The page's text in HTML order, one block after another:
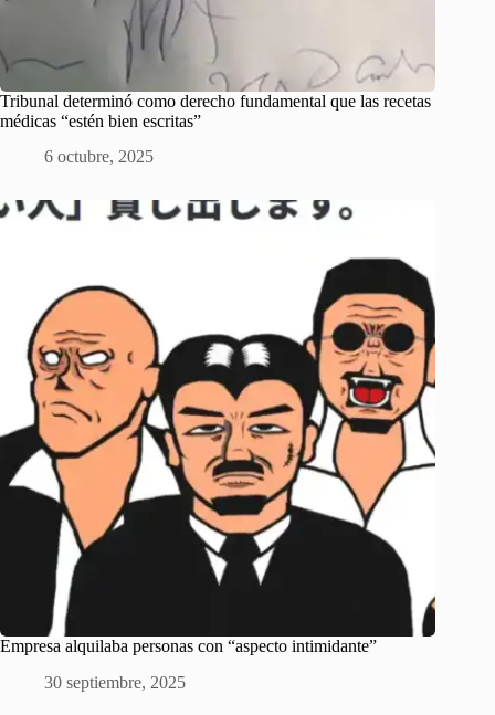
Tribunal determinó como derecho fundamental que las recetas
médicas “estén bien escritas”
6 octubre, 2025
Empresa alquilaba personas con “aspecto intimidante”
30 septiembre, 2025